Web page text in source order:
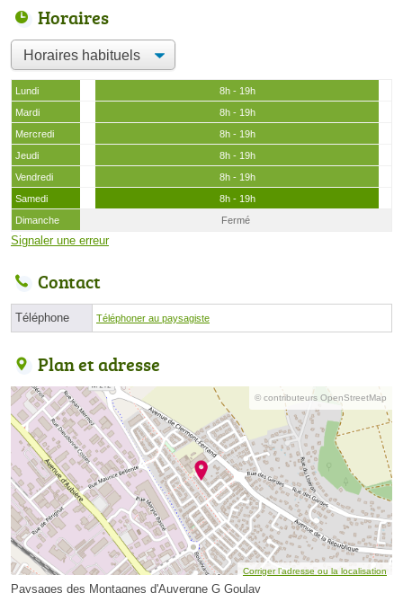
Horaires
Lundi
8h - 19h
Mardi
8h - 19h
Mercredi
8h - 19h
Jeudi
8h - 19h
Vendredi
8h - 19h
Samedi
8h - 19h
Dimanche
Fermé
Signaler une erreur
Contact
Téléphone Téléphoner au paysagiste
Plan et adresse
© contributeurs OpenStreetMap
Corriger l’adresse ou la localisation
Paysages des Montagnes d'Auvergne G Goulay